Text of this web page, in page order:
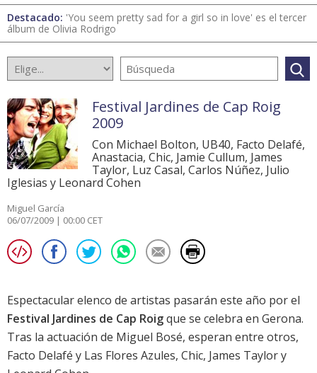
Destacado: 'You seem pretty sad for a girl so in love' es el tercer
álbum de Olivia Rodrigo
Festival Jardines de Cap Roig
2009
Con Michael Bolton, UB40, Facto Delafé,
Anastacia, Chic, Jamie Cullum, James
Taylor, Luz Casal, Carlos Núñez, Julio
Iglesias y Leonard Cohen
Miguel García
06/07/2009 | 00:00 CET
Espectacular elenco de artistas pasarán este año por el
Festival Jardines de Cap Roigque se celebra en Gerona.
Tras la actuación de Miguel Bosé, esperan entre otros,
Facto Delafé y Las Flores Azules, Chic, James Taylor y